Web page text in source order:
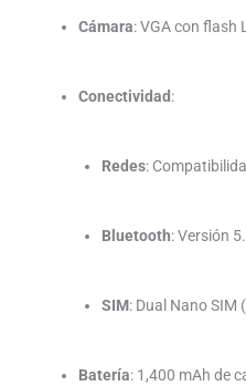
Cámara:VGA con flash
Conectividad:
Redes:
Bluetooth:Versión
SIM: Dual Nano SIM
Batería: 1,400 mAh de